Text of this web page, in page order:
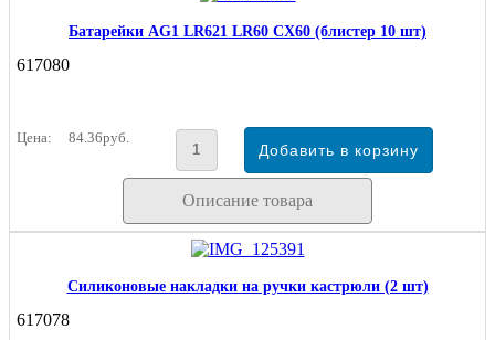
Батарейки AG1 LR621 LR60 CX60 (блистер 10 шт)
617080
Цена: 84.36руб.
Описание товара
Силиконовые накладки на ручки кастрюли (2 шт)
617078